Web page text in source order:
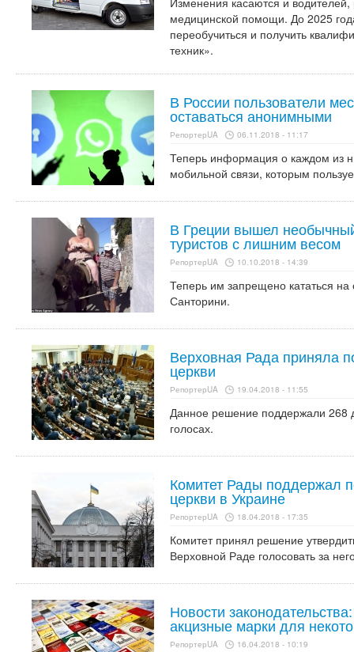
медицинской помощи. До 2025
переобучиться и получить
техник».
В России пользователи
оставаться анонимными
РепортерUA 06.11.2018 - 11:17
Теперь информация о каждом из
мобильной связи, которым
В Греции вышел
туристов с лишним весом
РепортерUA 10.10.2018 - 14:39
Теперь им запрещено кататься на
Санторини.
Верховная Рада приняла
церкви
РепортерUA 19.04.2018 - 11:55
Данное решение поддержали 268
голосах.
Комитет Рады поддержал
церкви в Украине
РепортерUA 18.04.2018 - 17:35
Комитет принял решение
Верховной Раде голосовать за
Новости
акцизные марки для
РепортерUA 16.04.2018 - 10:19